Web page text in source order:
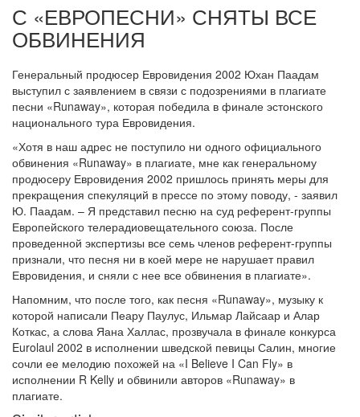
С «ЕВРОПЕСНИ» СНЯТЫ ВСЕ
ОБВИНЕНИЯ
Генеральный продюсер Евровидения 2002 Юхан Паадам
выступил с заявлением в связи с подозрениями в плагиате
песни «Runaway», которая победила в финале эстонского
национального тура Евровидения.
«Хотя в наш адрес не поступило ни одного официального
обвинения «Runaway» в плагиате, мне как генеральному
продюсеру Евровидения 2002 пришлось принять меры для
прекращения спекуляций в прессе по этому поводу, - заявил
Ю. Паадам. – Я представил песню на суд референт-группы
Европейского телерадиовещательного союза. После
проведенной экспертизы все семь членов референт-группы
признали, что песня ни в коей мере не нарушает правил
Евровидения, и сняли с нее все обвинения в плагиате».
Напомним, что после того, как песня «Runaway», музыку к
которой написали Пеару Паулус, Ильмар Лайсаар и Алар
Коткас, а слова Яана Халлас, прозвучала в финале конкурса
Eurolaul 2002 в исполнении шведской певицы Салин, многие
сочли ее мелодию похожей на «I Believe I Can Fly» в
исполнении R Kelly и обвинили авторов «Runaway» в
плагиате.